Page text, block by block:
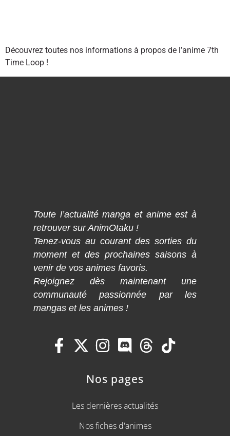
Découvrez toutes nos informations à propos de l’anime 7th
Time Loop !
Toute l’actualité manga et anime est à
retrouver sur AnimOtaku !
Tenez-vous au courant des sorties du
moment et des prochaines saisons à
venir de vos animes favoris.
Rejoignez dès maintenant une
communauté passionnée par les
mangas et les animes !
Nos pages
Les dernières actualités
Nos fiches d'animes